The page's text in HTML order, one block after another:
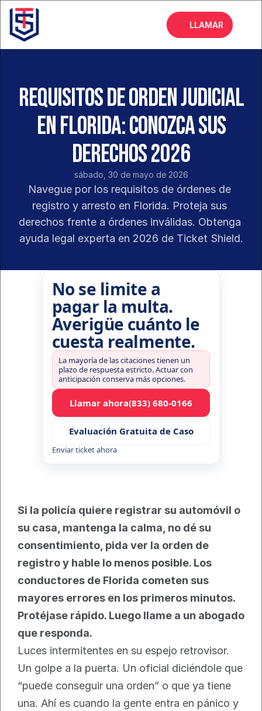
LLAMAR
Acerca de
Servicios
Preguntas frecuentes
Requisitos de orden judicial
en Florida: Conozca sus
derechos 2026
sábado, 30 de mayo de 2026
Navegue por los requisitos de órdenes de
registro y arresto en Florida. Proteja sus
derechos frente a órdenes inválidas. Obtenga
ayuda legal experta en 2026 de Ticket Shield.
No se limite a
pagar la multa.
Averigüe cuánto le
cuesta realmente.
La mayoría de las citaciones tienen un
plazo de respuesta estricto. Actuar con
anticipación conserva más opciones.
Llamar ahora(833) 680-0166
Evaluación Gratuita de Caso
Enviar ticket ahora
Si la policía quiere registrar su automóvil o
su casa, mantenga la calma, no dé su
consentimiento, pida ver la orden de
registro y hable lo menos posible. Los
conductores de Florida cometen sus
mayores errores en los primeros minutos.
Protéjase rápido. Luego llame a un abogado
que responda.
Luces intermitentes en su espejo retrovisor.
Un golpe a la puerta. Un oficial diciéndole que
“puede conseguir una orden” o que ya tiene
una. Ahí es cuando la gente entra en pánico y